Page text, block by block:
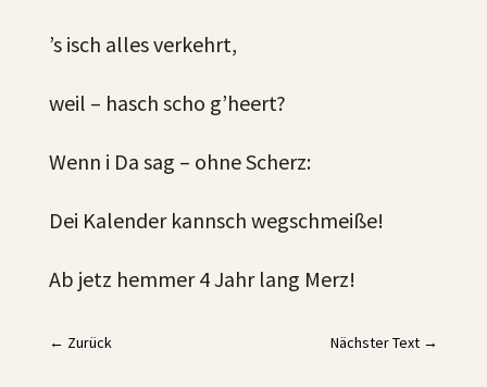
’s isch alles verkehrt,
weil – hasch scho g’heert?
Wenn i Da sag – ohne Scherz:
Dei Kalender kannsch wegschmeiße!
Ab jetz hemmer 4 Jahr lang Merz!
← Zurück Nächster Text →